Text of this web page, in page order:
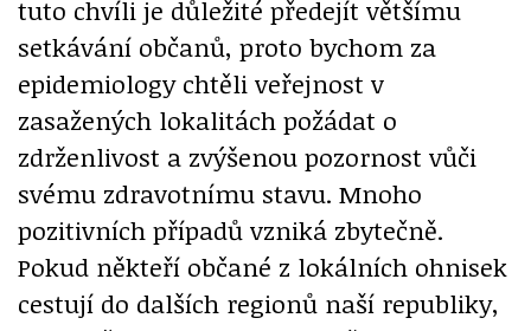
tuto chvíli je důležité předejít většímu
setkávání občanů, proto bychom za
epidemiology chtěli veřejnost v
zasažených lokalitách požádat o
zdrženlivost a zvýšenou pozornost vůči
svému zdravotnímu stavu. Mnoho
pozitivních případů vzniká zbytečně.
Pokud někteří občané z lokálních ohnisek
cestují do dalších regionů naší republiky,